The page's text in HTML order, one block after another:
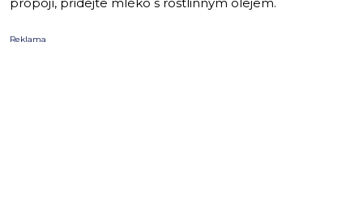
propojí, přidejte mléko s rostlinným olejem.
Reklama